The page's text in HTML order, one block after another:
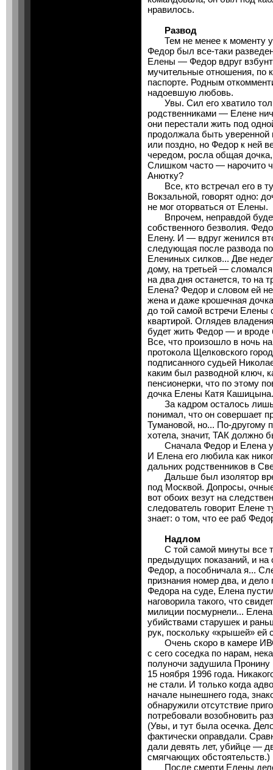
нравилось.
Развод
Тем не менее к моменту
Федор был все-таки
Елены — Федор вдруг
мучительные отношения, по
паспорте. Родным
надоевшую любовь.
Увы. Сил его хватило
родственниками — Елене
они перестали жить под
продолжала быть уверенной
или поздно, но Федор к ней
чередом, росла общая
Слишком часто — нарочито
Анютку?
Все, кто встречал его в
Вокзальной, говорят одно:
не мог оторваться от Елены.
Впрочем, неправдой будет
собственного безволия.
Елену. И — вдруг женился
следующая после развода
Елениных силков... Две
дому, на третьей —
на два дня останется, то на
Елена? Федор и словом ей
жена и даже крошечная
до той самой встречи Елены
квартирой. Оглядев
будет жить Федор — и вроде
Все, что произошло в ночь
протокола Щелковского
подписанного судьей
каким был разводной ключ,
пенсионерки, что по этому
дочка Елены Катя
За кадром осталось лишь
понимал, что он совершает
Тумановой, но... По-другому
хотела, значит, ТАК должно
Сначала Федор и Елена
И Елена его любила как
дальних родственников в
Дальше был изолятор
под Москвой. Допросы,
вот обоих везут на
следователь говорит Елене
знает: о том, что ее раб
Надлом
С той самой минуты все
предыдущих показаний, и
Федор, а пособничала я...
признания номер два, и
Федора на суде, Елена
наговорила такого, что
милиции посмурнели...
убийствами старушек и
рук, поскольку «крышей»
Очень скоро в камере
с сего соседка по нарам,
полуночи задушила
15 ноября 1996 года.
не стали. И только когда
начале нынешнего года,
обнаружили отсутствие
потребовали возобновить
(Увы, и тут была осечка.
фактически оправдали.
дали девять лет, убийце —
смягчающих обстоятельств.)
После смерти Елены дело